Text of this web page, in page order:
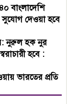
বাংলাদেশি
সুযোগ দেওয়া হবে
নুরুল হক নুর
হবে :
ভারতের প্রতি